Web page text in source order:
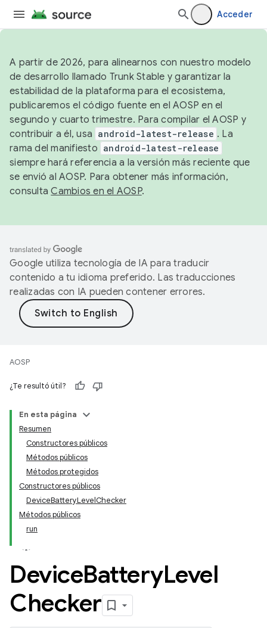
Acceder
A partir de 2026, para alinearnos con nuestro modelo
de desarrollo llamado Trunk Stable y garantizar la
estabilidad de la plataforma para el ecosistema,
publicaremos el código fuente en el AOSP en el
segundo y cuarto trimestre. Para compilar el AOSP y
contribuir a él, usa android-latest-release . La
rama del manifiesto android-latest-release
siempre hará referencia a la versión más reciente que
se envió al AOSP. Para obtener más información,
consultaCambios en el AOSP.
Google utiliza tecnología de IA para traducir
contenido a tu idioma preferido. Las traducciones
realizadas con IA pueden contener errores.
AOSP
¿Te resultó útil?
En esta página
Resumen
Constructores públicos
Métodos públicos
Métodos protegidos
Constructores públicos
DeviceBatteryLevelChecker
Métodos públicos
run
DeviceBatteryLevel
Checker